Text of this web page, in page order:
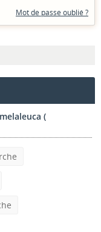
Mot de passe oublié ?
(